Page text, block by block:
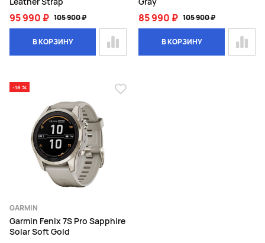
95 990 ₽ 105 900 ₽
В КОРЗИНУ
85 990 ₽ 105 900 ₽
В КОРЗИНУ
-18 %
GARMIN
Garmin Fenix 7S Pro Sapphire
Solar Soft Gold